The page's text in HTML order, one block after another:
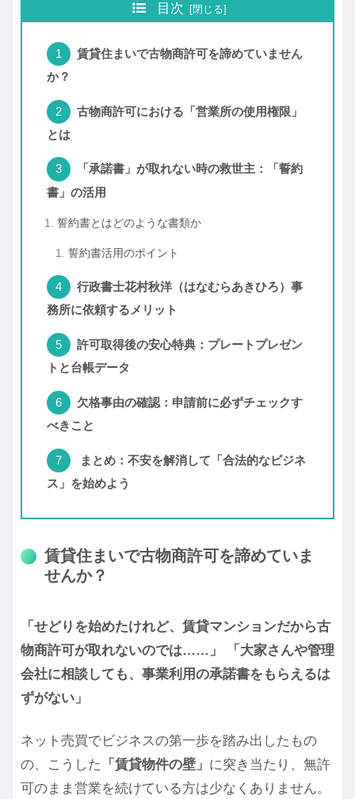
目次
賃貸住まいで古物商許可を諦めていません
か？
古物商許可における「営業所の使用権限」
とは
「承諾書」が取れない時の救世主：「誓約
書」の活用
誓約書とはどのような書類か
誓約書活用のポイント
行政書士花村秋洋（はなむらあきひろ）事
務所に依頼するメリット
許可取得後の安心特典：プレートプレゼン
トと台帳データ
欠格事由の確認：申請前に必ずチェックす
べきこと
まとめ：不安を解消して「合法的なビジネ
ス」を始めよう
賃貸住まいで古物商許可を諦めていま
せんか？
「せどりを始めたけれど、賃貸マンションだから古
物商許可が取れないのでは……」
「大家さんや管理
会社に相談しても、事業利用の承諾書をもらえるは
ずがない」
ネット売買でビジネスの第一歩を踏み出したもの
の、こうした
「賃貸物件の壁」 に突き当たり、無許
可のまま営業を続けている方は少なくありません。